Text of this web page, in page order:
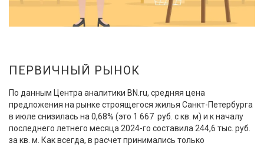
ПЕРВИЧНЫЙ РЫНОК
По данным Центра аналитики BN.ru, средняя цена
предложения на рынке строящегося жилья Санкт-Петербурга
в июле снизилась на 0,68% (это 1 667 руб. с кв. м) и к началу
последнего летнего месяца 2024-го составила 244,6 тыс. руб.
за кв. м. Как всегда, в расчет принимались только